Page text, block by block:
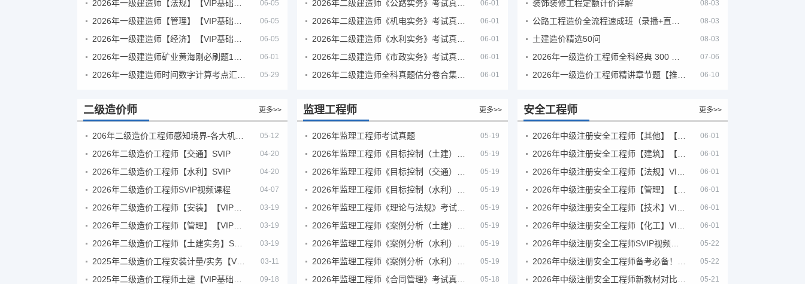
06-05
06-05
06-05
06-01
05-29
06-01
06-01
06-01
06-01
06-01
装饰装修工程定额计价详解 08-03
08-03
土建造价精选50问 08-03
07-06
06-10
二级造价师 更多>>
05-12
2026年二级造价工程师【交通】SVIP 04-20
2026年二级造价工程师【水利】SVIP 04-20
2026年二级造价工程师SVIP视频课程 04-07
03-19
03-19
03-19
03-11
09-18
监理工程师 更多>>
2026年监理工程师考试真题 05-19
05-19
05-19
05-19
05-19
05-19
05-19
05-19
05-18
安全工程师 更多>>
2026年中级注册安全工程师【其他】【VIP基础同步班】 06-01
2026年中级注册安全工程师【建筑】【VIP基础同步班】 06-01
06-01
2026年中级注册安全工程师【管理】【VIP基础同步班】 06-01
06-01
06-01
2026年中级注册安全工程师SVIP视频课程 05-22
05-22
05-21